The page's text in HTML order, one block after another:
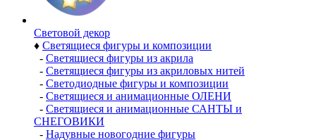
Световой декор
♦ Светящиеся фигуры и композиции
- Светящиеся фигуры из акрила
- Светящиеся фигуры из акриловых нитей
- Светодиодные фигуры и композиции
- Светящиеся и анимационные ОЛЕНИ
- Светящиеся и анимационные САНТЫ и
СНЕГОВИКИ
- Надувные новогодние фигуры